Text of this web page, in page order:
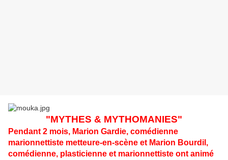
"MYTHES & MYTHOMANIES"
Pendant 2 mois, Marion Gardie, comédienne
marionnettiste metteure-en-scène et Marion Bourdil,
comédienne, plasticienne et marionnettiste ont animé